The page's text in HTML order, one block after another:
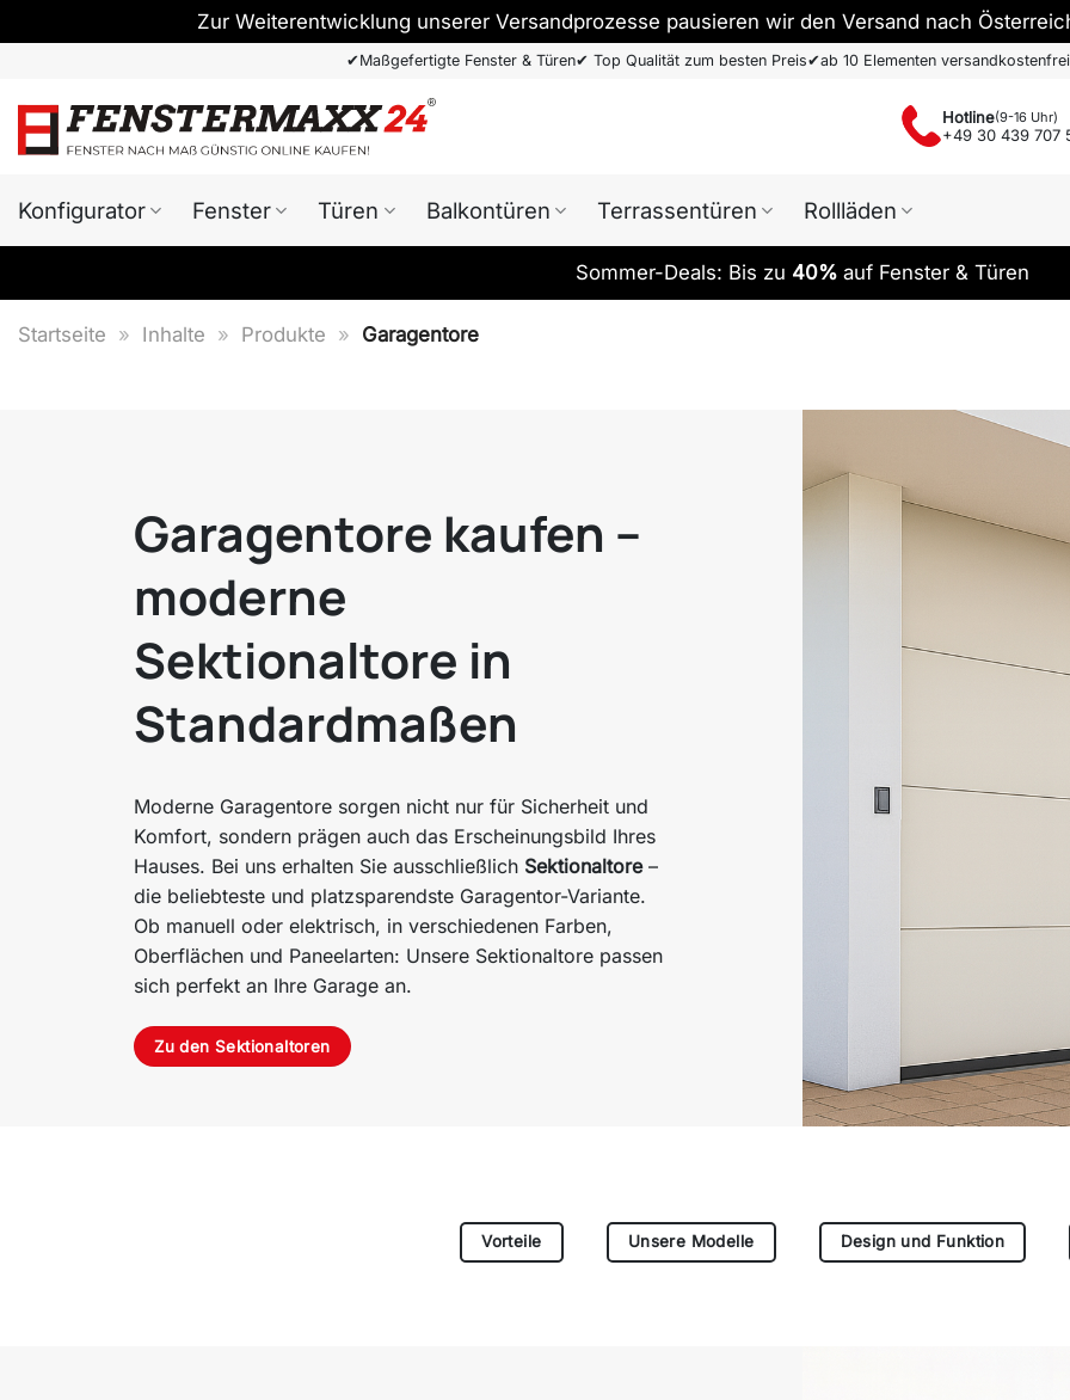
Zur Weiterentwicklung unserer Versandprozesse pausieren wir den Versand nach
springen
✔Maßgefertigte Fenster & Türen✔ Top Qualität zum besten Preis✔ab 10 Elementen versandkostenfrei
Hotline(9-16 Uhr)
+49 30 439 707
Konfigurator Fenster Türen Balkontüren Terrassentüren Rollläden
Sommer-Deals: Bis zu 40% auf Fenster & Türen
Startseite » Inhalte » Produkte » Garagentore
Garagentore kaufen –
moderne
Sektionaltore in
Standardmaßen
Moderne Garagentore sorgen nicht nur für Sicherheit und
Komfort, sondern prägen auch das Erscheinungsbild Ihres
Hauses. Bei uns erhalten Sie ausschließlich Sektionaltore–
die beliebteste und platzsparendste Garagentor-Variante.
Ob manuell oder elektrisch, in verschiedenen Farben,
Oberflächen und Paneelarten: Unsere Sektionaltore passen
sich perfekt an Ihre Garage an.
Zu den Sektionaltoren
Vorteile Unsere Modelle Design und Funktion